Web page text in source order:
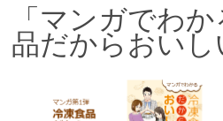
「マンガでわ
品だからおいし